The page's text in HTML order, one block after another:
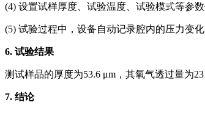
(4) 设置试样厚度、试验温度、试验模式等参
(5) 试验过程中，设备自动记录腔内的压力变
6. 试验结果
测试样品的厚度为53.6 μm，其氧气透过量为
7. 结论